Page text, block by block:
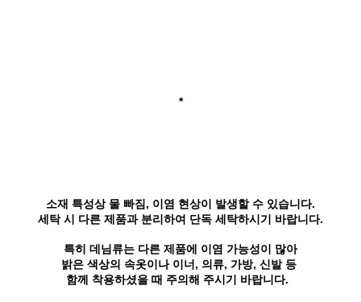
*
소재 특성상 물 빠짐, 이염 현상이 발생할 수 있습니다.
세탁 시 다른 제품과 분리하여 단독 세탁하시기 바랍니다.
특히 데님류는 다른 제품에 이염 가능성이 많아
밝은 색상의 속옷이나 이너, 의류, 가방, 신발 등
함께 착용하셨을 때 주의해 주시기 바랍니다.